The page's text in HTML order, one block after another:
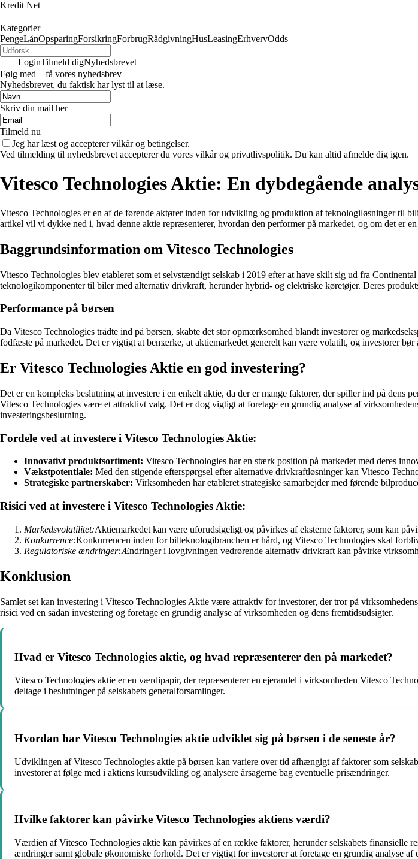
Kredit Net
Kategorier
PengeLånOpsparingForsikringForbrugRådgivningHusLeasingErhvervOdds
LoginTilmeld digNyhedsbrevet
Følg med – få vores nyhedsbrev
Nyhedsbrevet, du faktisk har lyst til at læse.
Skriv din mail her
Tilmeld nu
Jeg har læst og accepterer vilkår og betingelser.
Ved tilmelding til nyhedsbrevet accepterer du vores vilkår og privatlivspolitik. Du kan altid afmelde dig igen.
Vitesco Technologies Aktie: En dybdegående
Vitesco Technologies er en af de førende aktører inden for udvikling og produktion af teknologiløsninger til
artikel vil vi dykke ned i, hvad denne aktie repræsenterer, hvordan den performer på markedet, og om det er
Baggrundsinformation om Vitesco Technologies
Vitesco Technologies blev etableret som et selvstændigt selskab i 2019 efter at have skilt sig ud fra
teknologikomponenter til biler med alternativ drivkraft, herunder hybrid- og elektriske køretøjer. Deres
Performance på børsen
Da Vitesco Technologies trådte ind på børsen, skabte det stor opmærksomhed blandt investorer og
fodfæste på markedet. Det er vigtigt at bemærke, at aktiemarkedet generelt kan være volatilt, og investorer
Er Vitesco Technologies Aktie en god investering?
Det er en kompleks beslutning at investere i en enkelt aktie, da der er mange faktorer, der spiller ind på
Vitesco Technologies være et attraktivt valg. Det er dog vigtigt at foretage en grundig analyse af
investeringsbeslutning.
Fordele ved at investere i Vitesco Technologies Aktie:
Innovativt produktsortiment: Vitesco Technologies har en stærk position på markedet med deres
Vækstpotentiale: Med den stigende efterspørgsel efter alternative drivkraftløsninger kan Vitesco
Strategiske partnerskaber: Virksomheden har etableret strategiske samarbejder med førende
Risici ved at investere i Vitesco Technologies Aktie:
Markedsvolatilitet:Aktiemarkedet kan være uforudsigeligt og påvirkes af eksterne faktorer, som kan
Konkurrence:Konkurrencen inden for bilteknologibranchen er hård, og Vitesco Technologies skal
Regulatoriske ændringer:Ændringer i lovgivningen vedrørende alternativ drivkraft kan påvirke
Konklusion
Samlet set kan investering i Vitesco Technologies Aktie være attraktiv for investorer, der tror på
risici ved en sådan investering og foretage en grundig analyse af virksomheden og dens fremtidsudsigter.
Hvad er Vitesco Technologies aktie, og hvad repræsenterer den på markedet?
Vitesco Technologies aktie er en værdipapir, der repræsenterer en ejerandel i virksomheden Vitesco
deltage i beslutninger på selskabets generalforsamlinger.
Hvordan har Vitesco Technologies aktie udviklet sig på børsen i de seneste år?
Udviklingen af Vitesco Technologies aktie på børsen kan variere over tid afhængigt af faktorer som
investorer at følge med i aktiens kursudvikling og analysere årsagerne bag eventuelle prisændringer.
Hvilke faktorer kan påvirke Vitesco Technologies aktiens værdi?
Værdien af Vitesco Technologies aktie kan påvirkes af en række faktorer, herunder selskabets finansielle
ændringer samt globale økonomiske forhold. Det er vigtigt for investorer at foretage en grundig analyse af